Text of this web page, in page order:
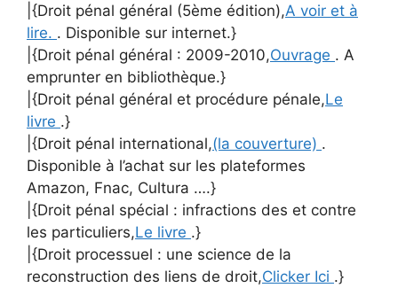
|{Droit pénal général (5ème édition),A voir et à
lire. . Disponible sur internet.}
|{Droit pénal général : 2009-2010,Ouvrage . A
emprunter en bibliothèque.}
|{Droit pénal général et procédure pénale,Le
livre .}
|{Droit pénal international,(la couverture) .
Disponible à l’achat sur les plateformes
Amazon, Fnac, Cultura ….}
|{Droit pénal spécial : infractions des et contre
les particuliers,Le livre .}
|{Droit processuel : une science de la
reconstruction des liens de droit,Clicker Ici .}